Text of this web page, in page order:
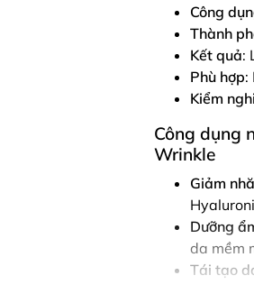
Công
Thành
Kết quả:
Phù hợp:
Kiểm
Công dụng
Wrinkle
Giảm
Dưỡng
da mềm
Tái tạo
khỏe